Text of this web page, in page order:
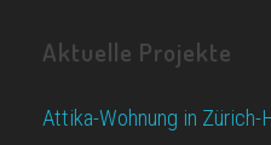
Aktuelle Projekte
Attika-Wohnung in Zürich-